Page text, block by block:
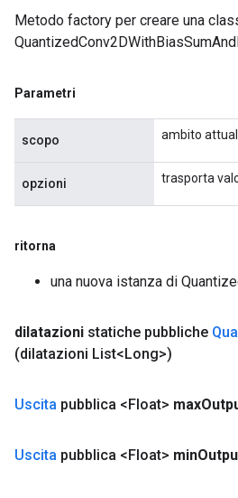
Metodo factory per creare una
Parametri
scopo ambito
opzioni trasporta
ritorna
una nuova istanza di
dilatazioni statiche pubbliche
(dilatazioni List<Long>)
Uscita pubblica <Float> max
Uscita pubblica <Float> min